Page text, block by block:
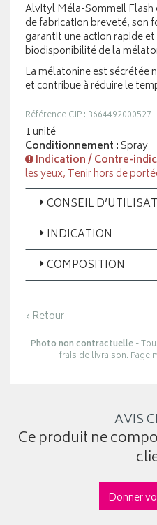
Alvityl Méla-Sommeil Flash
de fabrication breveté, son
garantit une action rapide
biodisponibilité de la
La mélatonine est sécrétée
et contribue à réduire le
Référence CIP : 3664492000527
1 unité
Conditionnement : Spray
Indication / Contre-
les yeux, Tenir hors de
CONSEIL
INDICATION
COMPOSITION
‹ Retour
Photo non contractuelle-
frais de livraison. Page
AVIS
Ce produit ne
Donner